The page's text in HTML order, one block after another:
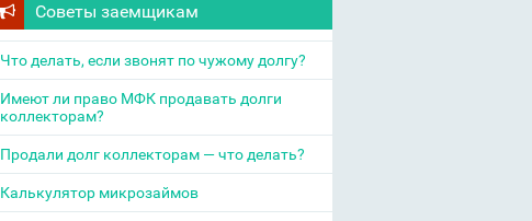
Советы заемщикам
Что делать, если звонят по чужому долгу?
Имеют ли право МФК продавать долги
коллекторам?
Продали долг коллекторам — что делать?
Калькулятор микрозаймов